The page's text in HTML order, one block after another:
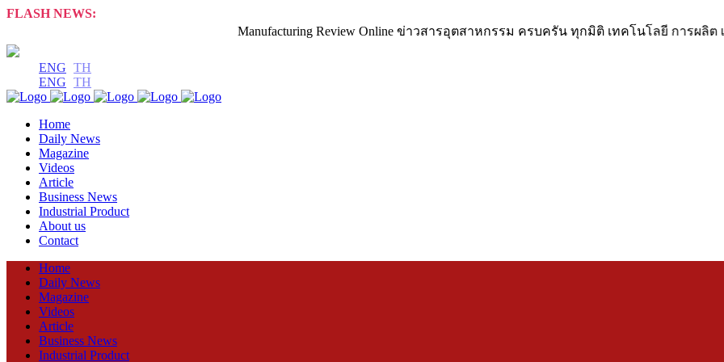
FLASH NEWS:
Manufacturing Review Online ข่าวสารอุตสาหกรรม ครบครัน ทุกมิติ เทคโนโลยี การผลิต เครื่องจักรแล
ENG TH
ENG TH
Home
Daily News
Magazine
Videos
Article
Business News
Industrial Product
About us
Contact
Home
Daily News
Magazine
Videos
Article
Business News
Industrial Product